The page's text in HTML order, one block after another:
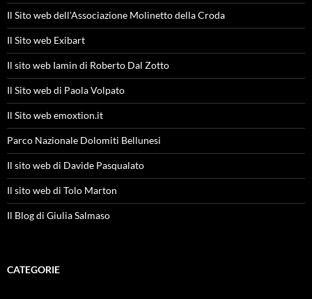
Il Sito web dell'Associazione Molinetto della Croda
Il Sito web Exibart
Il sito web Iamin di Roberto Dal Zotto
Il Sito web di Paola Volpato
Il Sito web emoxtion.it
Parco Nazionale Dolomiti Bellunesi
Il sito web di Davide Pasqualato
Il sito web di Tolo Marton
Il Blog di Giulia Salmaso
CATEGORIE